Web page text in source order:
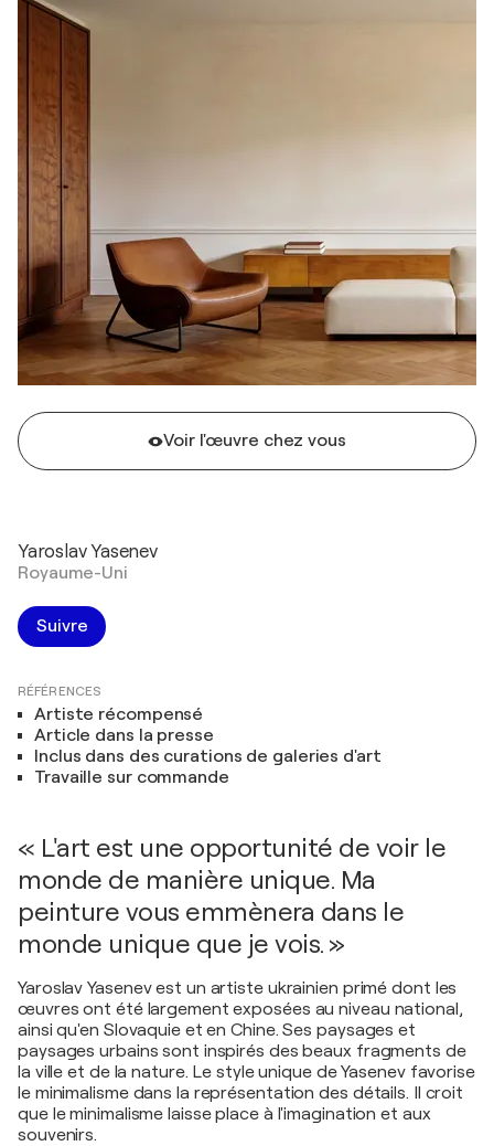
Voir l'œuvre chez vous
Yaroslav Yasenev
Royaume-Uni
Suivre
RÉFÉRENCES
Artiste récompensé
Article dans la presse
Inclus dans des curations de galeries d'art
Travaille sur commande
« L'art est une opportunité de voir le
monde de manière unique. Ma
peinture vous emmènera dans le
monde unique que je vois. »
Yaroslav Yasenev est un artiste ukrainien primé dont les
œuvres ont été largement exposées au niveau national,
ainsi qu'en Slovaquie et en Chine. Ses paysages et
paysages urbains sont inspirés des beaux fragments de
la ville et de la nature. Le style unique de Yasenev favorise
le minimalisme dans la représentation des détails. Il croit
que le minimalisme laisse place à l'imagination et aux
souvenirs.